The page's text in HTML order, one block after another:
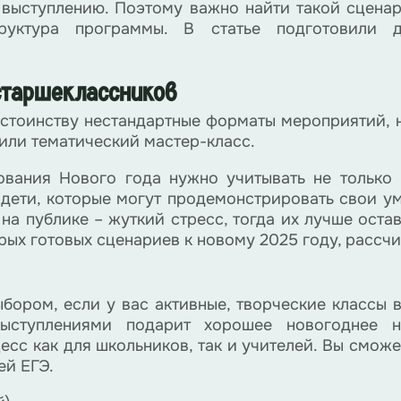
Поэтому важно найти такой
программы. В статье
нестандартные форматы
тематический мастер-класс.
Нового года нужно учитывать не
которые могут продемонстрировать свои
публике – жуткий стресс, тогда их лучше
готовых сценариев к новому 2025 году,
если у вас активные, творческие классы
подарит хорошее новогоднее
как для школьников, так и учителей. Вы
ЕГЭ.